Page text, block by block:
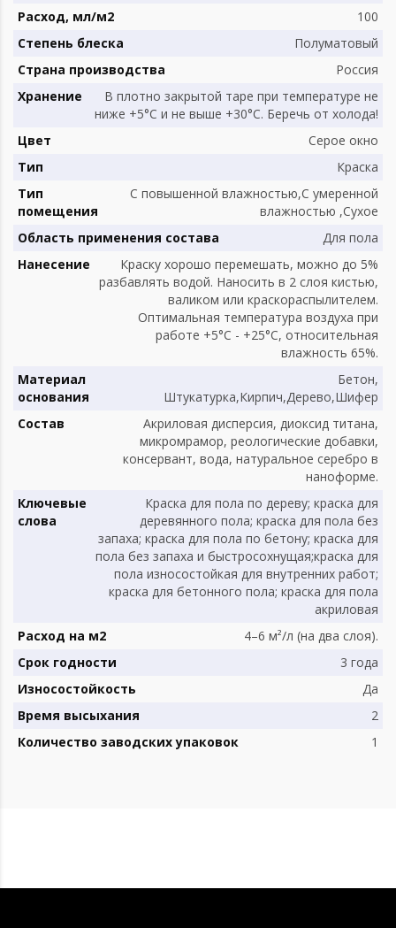
Расход, мл/м2
100
Степень блеска
Полуматовый
Страна производства
Россия
Хранение
B плотно закрытой таре при температуре не
ниже +5°С и не выше +30°С. Беречь от холода!
Цвет
Серое окно
Тип
Краска
Тип
помещения
С повышенной влажностью,С умеренной
влажностью ,Сухое
Область применения состава
Для пола
Нанесение
Краску хорошо перемешать, можно до 5%
разбавлять водой. Наносить в 2 слоя кистью,
валиком или краскораспылителем.
Оптимальная температура воздуха при
работе +5°С - +25°С, относительная
влажность 65%.
Материал
основания
Бетон,
Штукатурка,Кирпич,Дерево,Шифер
Состав
Акриловая дисперсия, диоксид титана,
микромрамор, реологические добавки,
консервант, вода, натуральное серебро в
наноформе.
Ключевые
слова
Краска для пола по дереву; краска для
деревянного пола; краска для пола без
запаха; краска для пола по бетону; краска для
пола без запаха и быстросохнущая;краска для
пола износостойкая для внутренних работ;
краска для бетонного пола; краска для пола
акриловая
Расход на м2
4–6 м²/л (на два слоя).
Срок годности
3 года
Износостойкость
Да
Время высыхания
2
Количество заводских упаковок
1